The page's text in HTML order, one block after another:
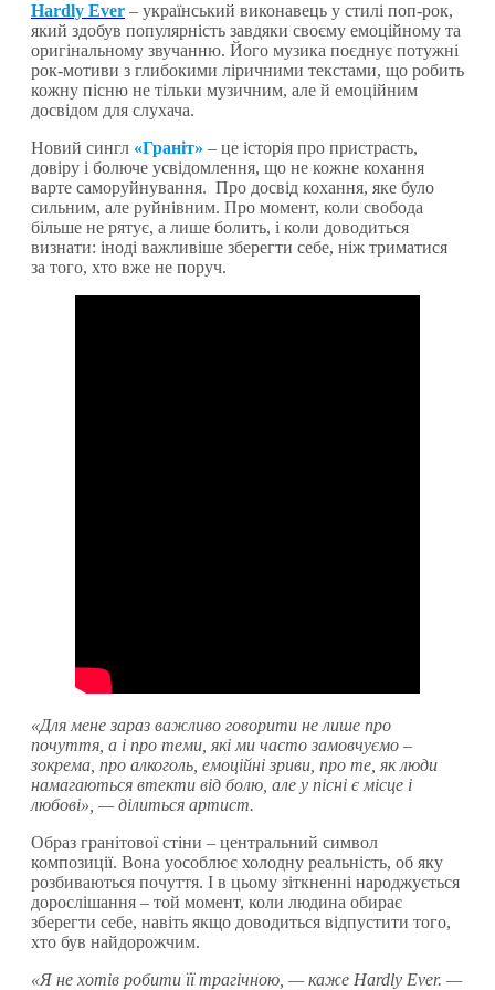
Hardly Ever – український виконавець у стилі поп-рок,
який здобув популярність завдяки своєму емоційному та
оригінальному звучанню. Його музика поєднує потужні
рок-мотиви з глибокими ліричними текстами, що робить
кожну пісню не тільки музичним, але й емоційним
досвідом для слухача.
Новий сингл «Граніт» – це історія про пристрасть,
довіру і болюче усвідомлення, що не кожне кохання
варте саморуйнування. Про досвід кохання, яке було
сильним, але руйнівним. Про момент, коли свобода
більше не рятує, а лише болить, і коли доводиться
визнати: іноді важливіше зберегти себе, ніж триматися
за того, хто вже не поруч.
«Для мене зараз важливо говорити не лише про
почуття, а і про теми, які ми часто замовчуємо –
зокрема, про алкоголь, емоційні зриви, про те, як люди
намагаються втекти від болю, але у пісні є місце і
любові», — ділиться артист.
Образ гранітової стіни – центральний символ
композиції. Вона уособлює холодну реальність, об яку
розбиваються почуття. І в цьому зіткненні народжується
дорослішання – той момент, коли людина обирає
зберегти себе, навіть якщо доводиться відпустити того,
хто був найдорожчим.
«Я не хотів робити її трагічною, — каже Hardly Ever. —